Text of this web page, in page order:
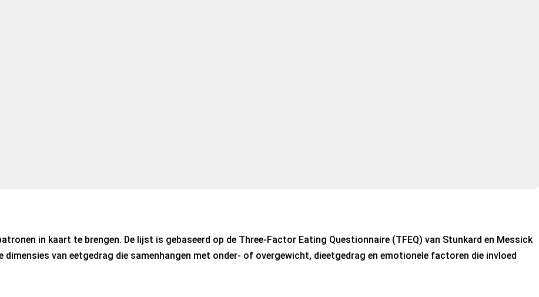
in kaart te brengen. De lijst is gebaseerd op de Three-Factor Eating Questionnaire (TFEQ) van Stunkard en Messick
van eetgedrag die samenhangen met onder- of overgewicht, dieetgedrag en emotionele factoren die invloed